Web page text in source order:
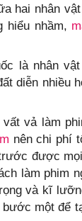
hai nhân
hiểu nhầm,
là nhân
diễn nhiều
vả làm
nên chi phí
được
làm phim
và kĩ
một để